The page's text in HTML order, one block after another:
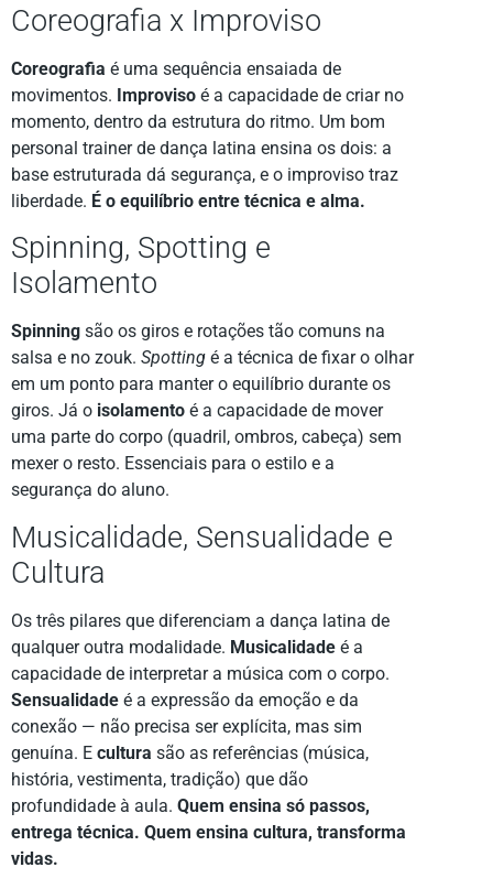
Coreografia x Improviso
Coreografia é uma sequência ensaiada de
movimentos. Improviso é a capacidade de criar no
momento, dentro da estrutura do ritmo. Um bom
personal trainer de dança latina ensina os dois: a
base estruturada dá segurança, e o improviso traz
liberdade. É o equilíbrio entre técnica e alma.
Spinning, Spotting e
Isolamento
Spinning são os giros e rotações tão comuns na
salsa e no zouk. Spotting é a técnica de fixar o olhar
em um ponto para manter o equilíbrio durante os
giros. Já o isolamento é a capacidade de mover
uma parte do corpo (quadril, ombros, cabeça) sem
mexer o resto. Essenciais para o estilo e a
segurança do aluno.
Musicalidade, Sensualidade e
Cultura
Os três pilares que diferenciam a dança latina de
qualquer outra modalidade. Musicalidade é a
capacidade de interpretar a música com o corpo.
Sensualidade é a expressão da emoção e da
conexão — não precisa ser explícita, mas sim
genuína. E cultura são as referências (música,
história, vestimenta, tradição) que dão
profundidade à aula. Quem ensina só passos,
entrega técnica. Quem ensina cultura, transforma
vidas.